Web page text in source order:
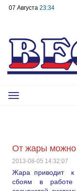
07 Августа 23:34
Toggle
От жары можно
2013-08-05 14:32:07
Жара приводит к
сбоям в работе